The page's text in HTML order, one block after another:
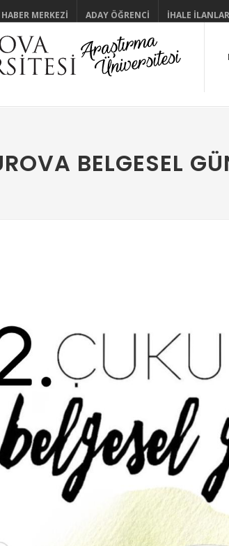
HABER MERKEZI ADAY ÖĞRENCI İHALE
BELGESEL